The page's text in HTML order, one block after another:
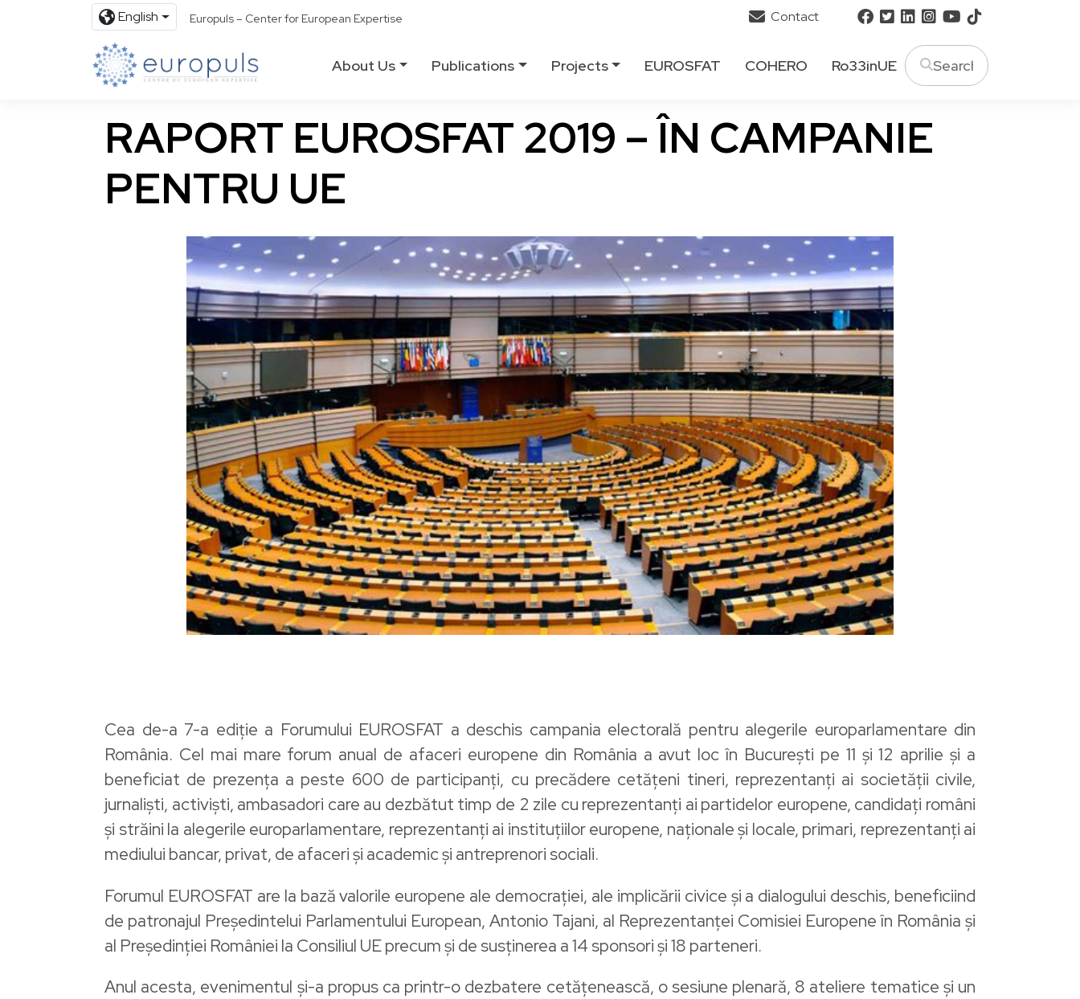
English Europuls – Center for European Expertise Contact
About Us Publications Projects EUROSFAT COHERO Ro33inUE
RAPORT EUROSFAT 2019 – ÎN CAMPANIE
PENTRU UE
Cea de-a 7-a ediție a Forumului EUROSFAT a deschis campania electorală pentru alegerile europarlamentare din
România. Cel mai mare forum anual de afaceri europene din România a avut loc în București pe 11 și 12 aprilie și a
beneficiat de prezența a peste 600 de participanți, cu precădere cetățeni tineri, reprezentanți ai societății civile,
jurnaliști, activiști, ambasadori care au dezbătut timp de 2 zile cu reprezentanți ai partidelor europene, candidați români
și străini la alegerile europarlamentare, reprezentanți ai instituțiilor europene, naționale și locale, primari, reprezentanți ai
mediului bancar, privat, de afaceri și academic și antreprenori sociali.
Forumul EUROSFAT are la bază valorile europene ale democrației, ale implicării civice și a dialogului deschis, beneficiind
de patronajul Președintelui Parlamentului European, Antonio Tajani, al Reprezentanței Comisiei Europene în România și
al Președinției României la Consiliul UE precum și de susținerea a 14 sponsori și 18 parteneri.
Anul acesta, evenimentul și-a propus ca printr-o dezbatere cetățenească, o sesiune plenară, 8 ateliere tematice și un